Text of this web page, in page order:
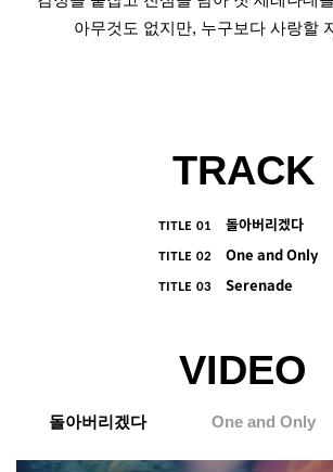
아무것도 없지만, 누구보다 사랑할
TRACK
TITLE 01 돌아버리겠다
TITLE 02 One and Only
TITLE 03 Serenade
VIDEO
돌아버리겠다 One and Only